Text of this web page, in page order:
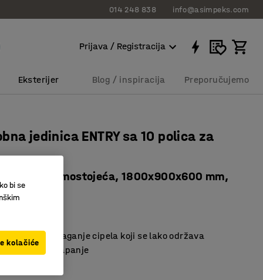
014 248 838 info@asimpeks.com
Prijava / Registracija
Eksterijer Blog / inspiracija Preporučujemo
jedinica ENTRY sa 10 polica za
jedinica, samostojeća, 1800x900x600 mm,
prostor za odlaganje cipela koji se lako održava
posudom za kapanje
bi se
kolačiće